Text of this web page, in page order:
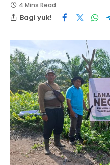
4 Mins Read
Bagi yuk!